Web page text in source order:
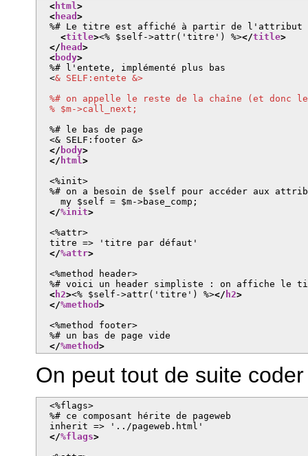
< html>
< head>
%# Le titre est affiché à partir de l'attribut
<title><% $self->attr('titre') %></title>
</ head>
<body>
  %# l'entete, implémenté plus bas
  <
& SELF:entete &>
%# on appelle le reste de la chaîne (et donc
  % $m->call_next;
  %# le bas de page
  <& SELF:footer &>
</ body>
</ html>
  <%init>
%# on a besoin de $self pour accéder aux
    my $self = $m->base_comp;
</%init>
  <%attr>
  titre => 'titre par défaut'
</%attr>
  <%method header>
%# voici un header simpliste : on affiche le
< h2><% $self->attr('titre') %></ h2>
</%method>
  <%method footer>
  %# un bas de page vide
</%method>
On peut tout de suite
  <%flags>
  %# ce composant hérite de pageweb
  inherit => '../pageweb.html'
</%flags>